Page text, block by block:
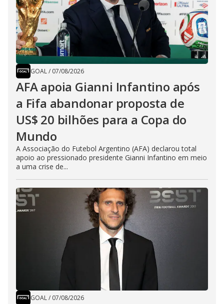
GOAL/ 07/08/2026
AFA apoia Gianni Infantino após
a Fifa abandonar proposta de
US$ 20 bilhões para a Copa do
Mundo
A Associação do Futebol Argentino (AFA) declarou total
apoio ao pressionado presidente Gianni Infantino em meio
a uma crise de...
GOAL/ 07/08/2026